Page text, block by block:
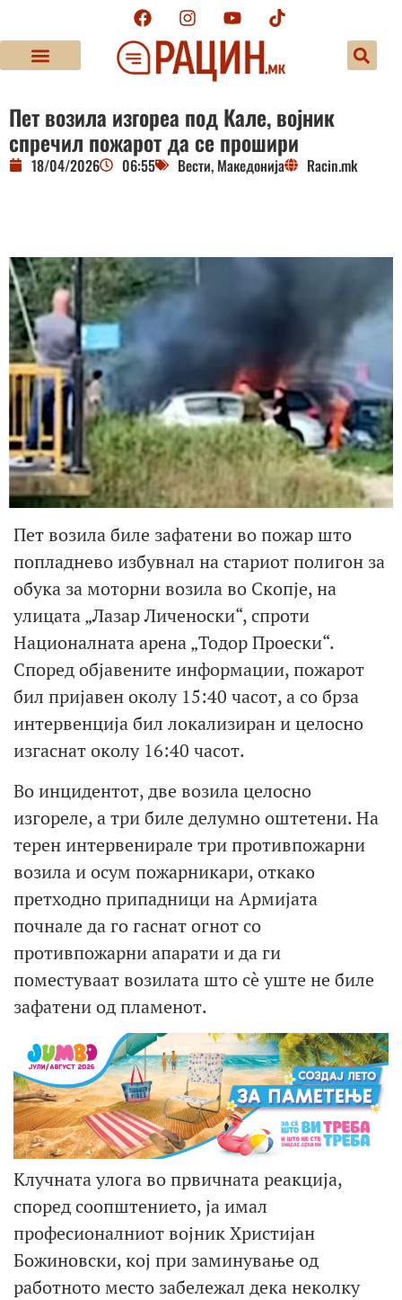
Пет возила изгореа под Кале, војник
спречил пожарот да се прошири
18/04/2026 06:55 Вести, Македонија Racin.mk
Пет возила биле зафатени во пожар што
попладнево избувнал на стариот полигон за
обука за моторни возила во Скопје, на
улицата „Лазар Личеноски“, спроти
Националната арена „Тодор Проески“.
Според објавените информации, пожарот
бил пријавен околу 15:40 часот, а со брза
интервенција бил локализиран и целосно
изгаснат околу 16:40 часот.
Во инцидентот, две возила целосно
изгореле, а три биле делумно оштетени. На
терен интервенирале три противпожарни
возила и осум пожарникари, откако
претходно припадници на Армијата
почнале да го гаснат огнот со
противпожарни апарати и да ги
поместуваат возилата што сè уште не биле
зафатени од пламенот.
Клучната улога во првичната реакција,
според соопштението, ја имал
професионалниот војник Христијан
Божиновски, кој при заминување од
работното место забележал дека неколку